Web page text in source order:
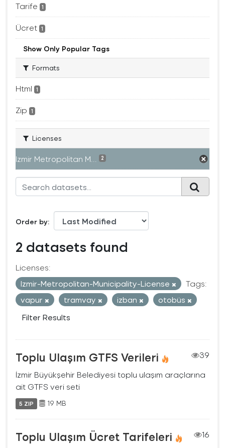
Tarife 1
Ücret 1
Show Only Popular Tags
Formats
Html 1
Zip 1
Licenses
Izmir Metropolitan M... 2
Order by
2 datasets found
Licenses:
Izmir-Metropolitan-Municipality-License
Tags:
vapur
tramvay izban
otobüs
Filter Results
Toplu Ulaşım GTFS Verileri
39
İzmir Büyükşehir Belediyesi toplu ulaşım araçlarına
ait GTFS veri seti
5 ZIP 19 MB
Toplu Ulaşım Ücret Tarifeleri
16